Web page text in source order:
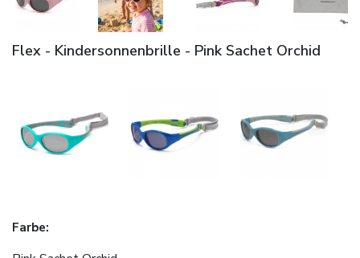
Flex - Kindersonnenbrille - Pink Sachet Orchid
Farbe: